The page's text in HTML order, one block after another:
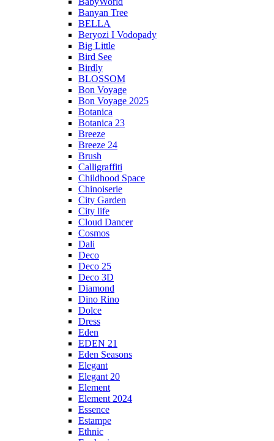
Banyan Tree
BELLA
Beryozi I Vodopady
Big Little
Bird See
Birdly
BLOSSOM
Bon Voyage
Bon Voyage 2025
Botanica
Botanica 23
Breeze
Breeze 24
Brush
Calligraffiti
Childhood Space
Chinoiserie
City Garden
City life
Cloud Dancer
Cosmos
Dali
Deco
Deco 25
Deco 3D
Diamond
Dino Rino
Dolce
Dress
Eden
EDEN 21
Eden Seasons
Elegant
Elegant 20
Element
Element 2024
Essence
Estampe
Ethnic